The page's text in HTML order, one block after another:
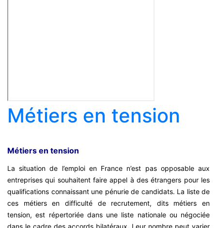
Métiers en tension
Métiers en tension
La situation de l’emploi en France n’est pas opposable aux
entreprises qui souhaitent faire appel à des étrangers pour les
qualifications connaissant une pénurie de candidats. La liste de
ces métiers en difficulté de recrutement, dits métiers en
tension, est répertoriée dans une liste nationale ou négociée